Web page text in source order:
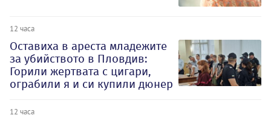
12 часа
Оставиха в ареста младежите
за убийството в Пловдив:
Горили жертвата с цигари,
ограбили я и си купили дюнер
12 часа